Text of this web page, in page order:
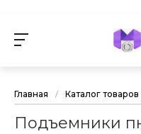
Главная / Каталог товаров
Подъемники